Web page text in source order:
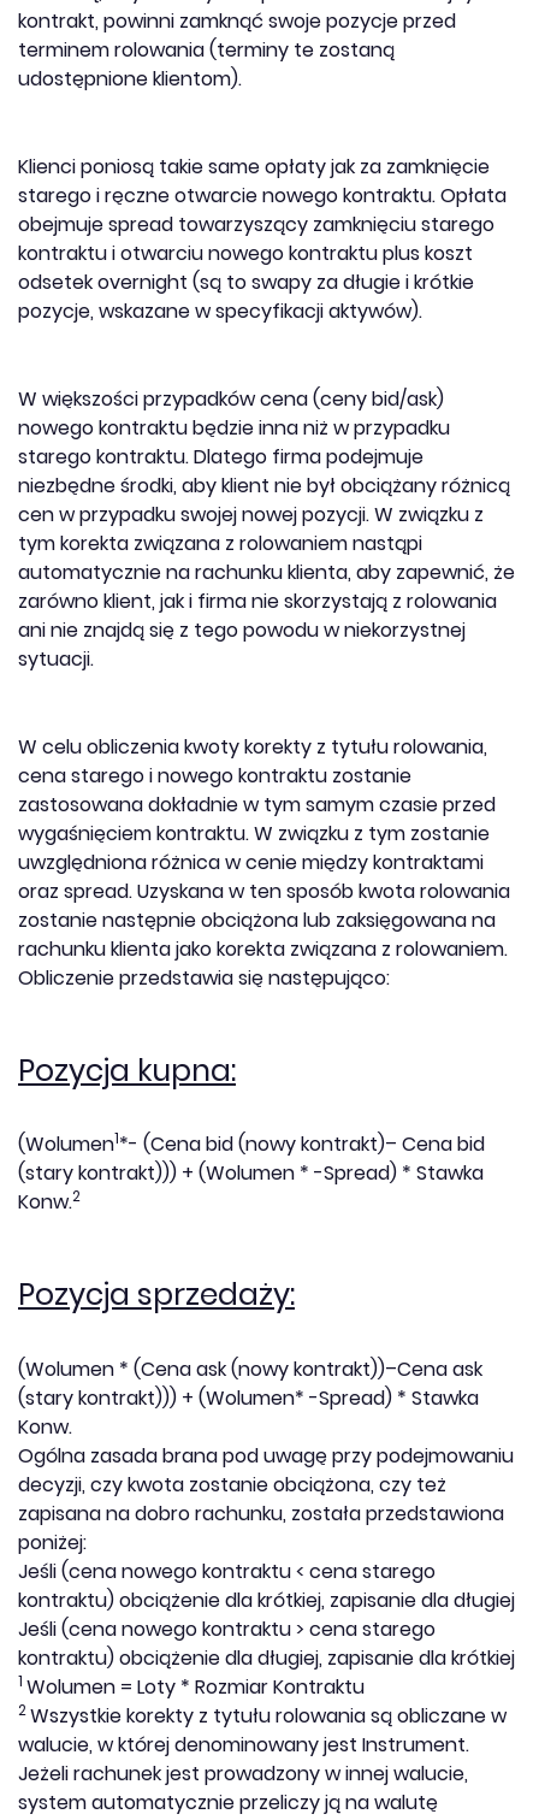
kontrakt, powinni zamknąć swoje pozycje przed
terminem rolowania (terminy te zostaną
udostępnione klientom).
Klienci poniosą takie same opłaty jak za zamknięcie
starego i ręczne otwarcie nowego kontraktu. Opłata
obejmuje spread towarzyszący zamknięciu starego
kontraktu i otwarciu nowego kontraktu plus koszt
odsetek overnight (są to swapy za długie i krótkie
pozycje, wskazane w specyfikacji aktywów).
W większości przypadków cena (ceny bid/ask)
nowego kontraktu będzie inna niż w przypadku
starego kontraktu. Dlatego firma podejmuje
niezbędne środki, aby klient nie był obciążany różnicą
cen w przypadku swojej nowej pozycji. W związku z
tym korekta związana z rolowaniem nastąpi
automatycznie na rachunku klienta, aby zapewnić, że
zarówno klient, jak i firma nie skorzystają z rolowania
ani nie znajdą się z tego powodu w niekorzystnej
sytuacji.
W celu obliczenia kwoty korekty z tytułu rolowania,
cena starego i nowego kontraktu zostanie
zastosowana dokładnie w tym samym czasie przed
wygaśnięciem kontraktu. W związku z tym zostanie
uwzględniona różnica w cenie między kontraktami
oraz spread. Uzyskana w ten sposób kwota rolowania
zostanie następnie obciążona lub zaksięgowana na
rachunku klienta jako korekta związana z rolowaniem.
Obliczenie przedstawia się następująco:
Pozycja kupna:
(Wolumen1*- (Cena bid (nowy kontrakt)– Cena bid
(stary kontrakt))) + (Wolumen * -Spread) * Stawka
Konw.2
Pozycja sprzedaży:
(Wolumen * (Cena ask (nowy kontrakt))–Cena ask
(stary kontrakt))) + (Wolumen* -Spread) * Stawka
Konw.
Ogólna zasada brana pod uwagę przy podejmowaniu
decyzji, czy kwota zostanie obciążona, czy też
zapisana na dobro rachunku, została przedstawiona
poniżej:
Jeśli (cena nowego kontraktu < cena starego
kontraktu) obciążenie dla krótkiej, zapisanie dla długiej
Jeśli (cena nowego kontraktu > cena starego
kontraktu) obciążenie dla długiej, zapisanie dla krótkiej
1 Wolumen = Loty * Rozmiar Kontraktu
2Wszystkie korekty z tytułu rolowania są obliczane w
walucie, w której denominowany jest Instrument.
Jeżeli rachunek jest prowadzony w innej walucie,
system automatycznie przeliczy ją na walutę